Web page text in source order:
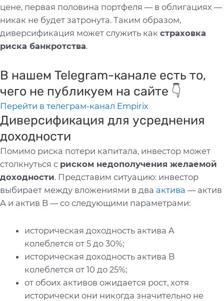
цене, первая половина портфеля — в облигациях —
никак не будет затронута. Таким образом,
диверсификация может служить как страховка
риска банкротства.
В нашем Telegram-канале есть то,
чего не публикуем на сайте 👇
Перейти в телеграм-канал Empirix
Диверсификация для усреднения
доходности
Помимо риска потери капитала, инвестор может
столкнуться с риском недополучения желаемой
доходности. Представим ситуацию: инвестор
выбирает между вложениями в два актива — актив
A и актив B — со следующими параметрами:
историческая доходность актива A
колеблется от 5 до 30%;
историческая доходность актива B
колеблется от 10 до 25%;
от обоих активов ожидается рост, хотя
исторически они никогда значительно не